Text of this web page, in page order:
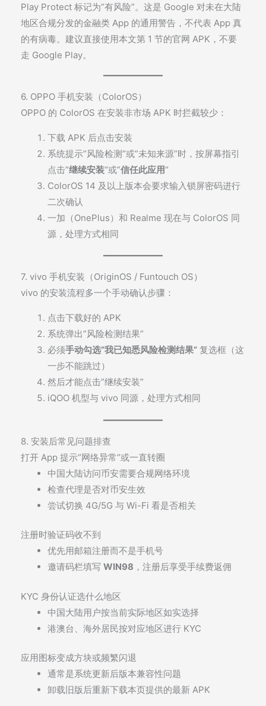
Play Protect 标记为”有风险”。这是 Google 对未在大陆
地区合规分发的金融类 App 的通用警告，不代表 App 真
的有病毒。建议直接使用本文第 1 节的官网 APK，不要
走 Google Play。
6. OPPO 手机安装（ColorOS）
OPPO 的 ColorOS 在安装非市场 APK 时拦截较少：
下载 APK 后点击安装
系统提示”风险检测”或”未知来源”时，按屏幕指引
点击”继续安装“或”信任此应用“
ColorOS 14 及以上版本会要求输入锁屏密码进行
二次确认
一加（OnePlus）和 Realme 现在与 ColorOS 同
源，处理方式相同
7. vivo 手机安装（OriginOS / Funtouch OS）
vivo 的安装流程多一个手动确认步骤：
点击下载好的 APK
系统弹出”风险检测结果”
必须手动勾选”我已知悉风险检测结果” 复选框（这
一步不能跳过）
然后才能点击”继续安装”
iQOO 机型与 vivo 同源，处理方式相同
8. 安装后常见问题排查
打开 App 提示”网络异常”或一直转圈
中国大陆访问币安需要合规网络环境
检查代理是否对币安生效
尝试切换 4G/5G 与 Wi-Fi 看是否相关
注册时验证码收不到
优先用邮箱注册而不是手机号
邀请码栏填写 WIN98 ，注册后享受手续费返佣
KYC 身份认证选什么地区
中国大陆用户按当前实际地区如实选择
港澳台、海外居民按对应地区进行 KYC
应用图标变成方块或频繁闪退
通常是系统更新后版本兼容性问题
卸载旧版后重新下载本页提供的最新 APK